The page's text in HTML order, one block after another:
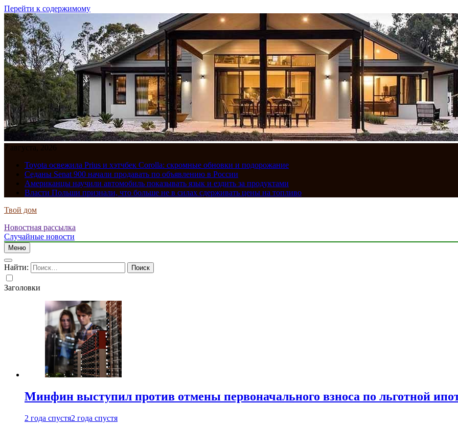
Перейти к содержимому
7 августа, 2026
Toyota освежила Prius и хэтчбек Corolla: скромные обновки и подорожание
Седаны Senat 900 начали продавать по объявлению в России
Американцы научили автомобиль показывать язык и ездить за продуктами
Власти Польши признали, что больше не в силах сдерживать цены на топливо
Твой дом
Новостная рассылка
Случайные новости
Меню
Найти:
Заголовки
Минфин выступил против отмены первоначального взноса по льготной
2 года спустя2 года спустя